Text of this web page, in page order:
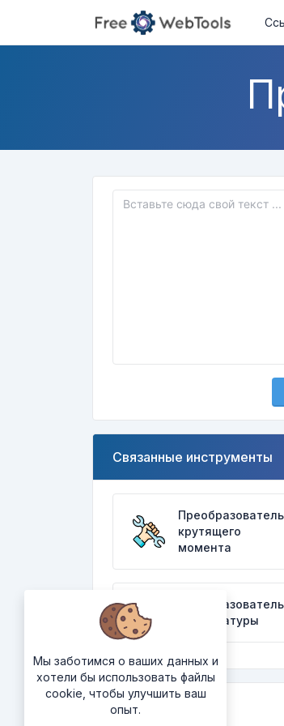
Связанные инструменты
Преобразователь
крутящего
момента
Преобразователь
температуры
Мы заботимся о ваших данных и
хотели бы использовать файлы
cookie, чтобы улучшить ваш
опыт.